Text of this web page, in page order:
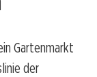
Gartenmarkt
der